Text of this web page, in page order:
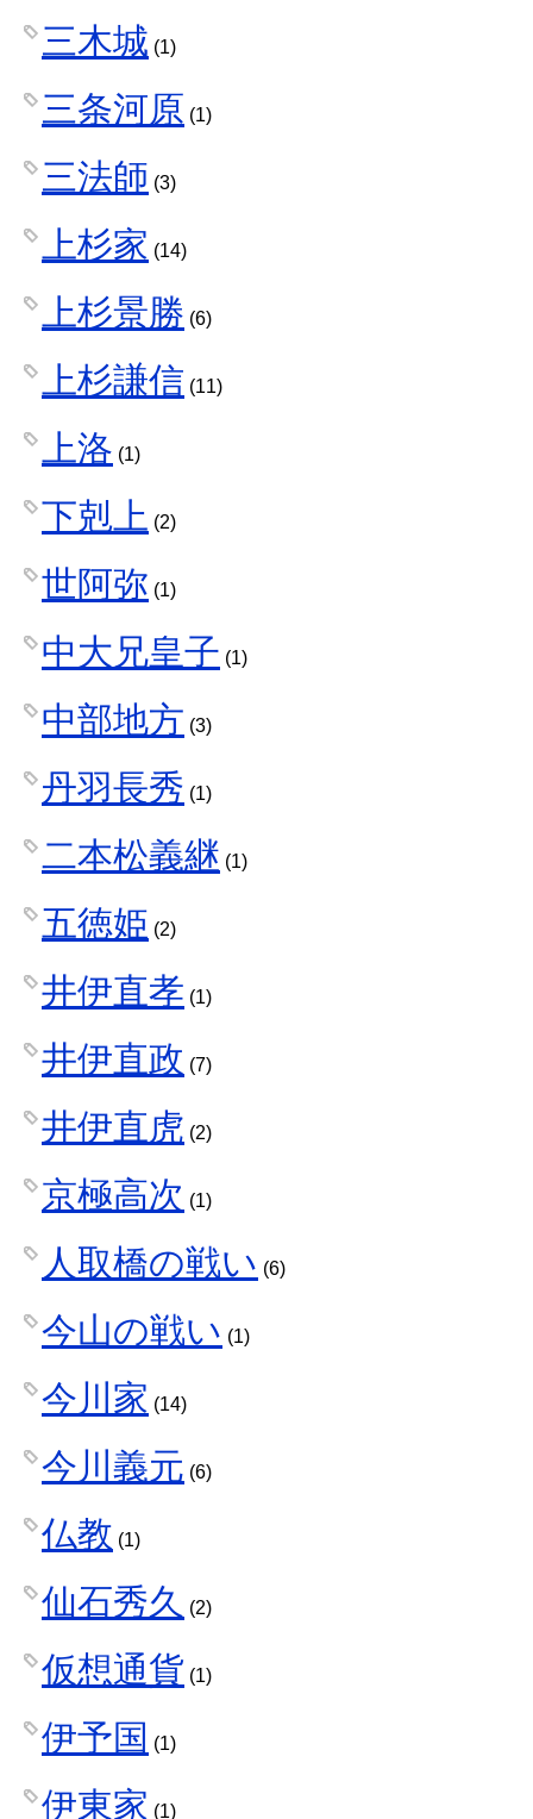
三木城 (1)
三条河原 (1)
三法師 (3)
上杉家 (14)
上杉景勝 (6)
上杉謙信 (11)
上洛 (1)
下剋上 (2)
世阿弥 (1)
中大兄皇子 (1)
中部地方 (3)
丹羽長秀 (1)
二本松義継 (1)
五徳姫 (2)
井伊直孝 (1)
井伊直政 (7)
井伊直虎 (2)
京極高次 (1)
人取橋の戦い (6)
今山の戦い (1)
今川家 (14)
今川義元 (6)
仏教 (1)
仙石秀久 (2)
仮想通貨 (1)
伊予国 (1)
伊東家 (1)